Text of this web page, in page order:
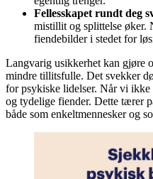
Fellesskapet rundt deg
mistillit og splittelse øker.
fiendebilder i stedet for
Langvarig usikkerhet kan gjøre
mindre tillitsfulle. Det svekker
for psykiske lidelser. Når vi
og tydelige fiender. Dette tærer
både som enkeltmennesker og